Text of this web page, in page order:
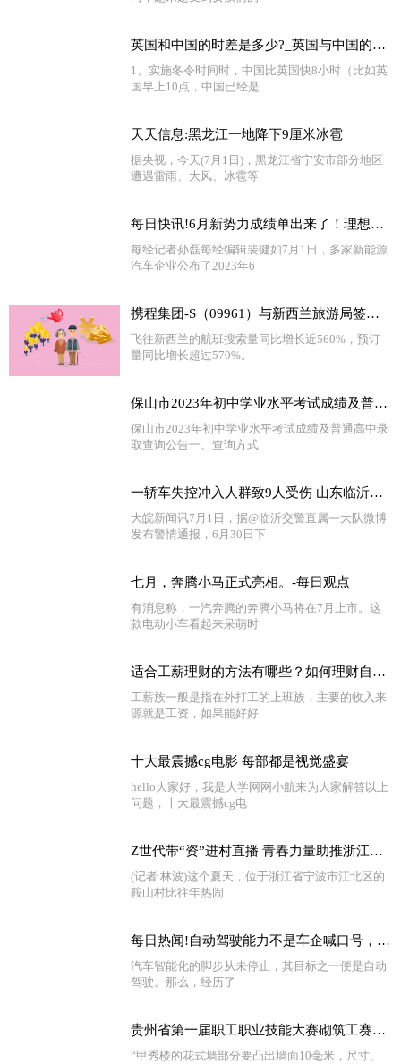
英国和中国的时差是多少?_英国与中国的时差是多少
1、实施冬令时间时，中国比英国快8小时（比如英
国早上10点，中国已经是
天天信息:黑龙江一地降下9厘米冰雹
据央视，今天(7月1日)，黑龙江省宁安市部分地区
遭遇雷雨、大风、冰雹等
每日快讯!6月新势力成绩单出来了！理想汽车交付量首次突破三万，还有一家企业销量超四万
每经记者孙磊每经编辑裴健如7月1日，多家新能源
汽车企业公布了2023年6
携程集团-S（09961）与新西兰旅游局签署战略合作备忘录
飞往新西兰的航班搜索量同比增长近560%，预订
量同比增长超过570%。
保山市2023年初中学业水平考试成绩及普通高中录取查询公告_环球热点
保山市2023年初中学业水平考试成绩及普通高中录
取查询公告一、查询方式
一轿车失控冲入人群致9人受伤 山东临沂警方通报-全球新动态
大皖新闻讯7月1日，据@临沂交警直属一大队微博
发布警情通报，6月30日下
七月，奔腾小马正式亮相。-每日观点
有消息称，一汽奔腾的奔腾小马将在7月上市。这
款电动小车看起来呆萌时
适合工薪理财的方法有哪些？如何理财自己的工资？
工薪族一般是指在外打工的上班族，主要的收入来
源就是工资，如果能好好
十大最震撼cg电影 每部都是视觉盛宴
hello大家好，我是大学网网小航来为大家解答以上
问题，十大最震撼cg电
Z世代带“资”进村直播 青春力量助推浙江乡村振兴
(记者 林波)这个夏天，位于浙江省宁波市江北区的
鞍山村比往年热闹
每日热闻!自动驾驶能力不是车企喊口号，奔驰L3级的国际认证比特斯拉还早
汽车智能化的脚步从未停止，其目标之一便是自动
驾驶。那么，经历了
贵州省第一届职工职业技能大赛砌筑工赛项一等奖获得者杨林：脑海里装着每一块砖的精准定位|今日报
“甲秀楼的花式墙部分要凸出墙面10毫米，尺寸、